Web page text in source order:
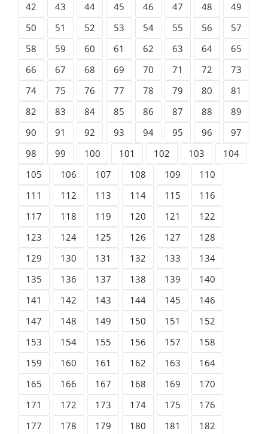
42
43 44 45 46 47 48
49
50
51 52 53 54 55 56
57
58
59 60 61 62 63 64
65
66
67 68 69 70 71 72
73
74
75 76 77 78 79 80
81
82
83 84 85 86 87 88
89
90
91 92 93 94 95 96
97
98
99 100 101 102 103
104
105
106 107 108 109
110
111
112 113 114 115
116
117
118 119 120 121
122
123
124 125 126 127
128
129
130 131 132 133
134
135
136 137 138 139
140
141
142 143 144 145
146
147
148 149 150 151
152
153
154 155 156 157
158
159
160 161 162 163
164
165
166 167 168 169
170
171
172 173 174 175
176
177
178 179 180 181
182